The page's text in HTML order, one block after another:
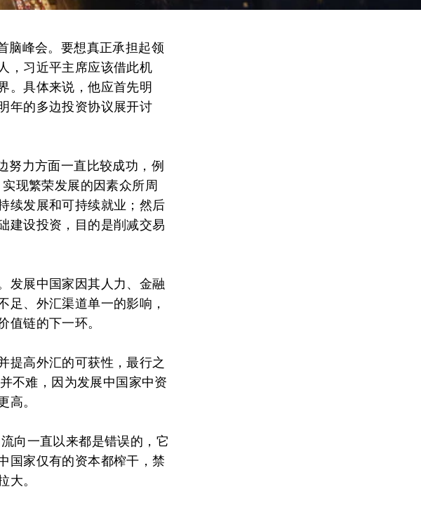
脑峰会。要想真正承担起领
，习近平主席应该借此机
。具体来说，他应首先明
年的多边投资协议展开讨
努力方面一直比较成功，例
现繁荣发展的因素众所周
续发展和可持续就业；然后
建设投资，目的是削减交易
发展中国家因其人力、金融
足、外汇渠道单一的影响，
值链的下一环。
提高外汇的可获性，最行之
不难，因为发展中国家中资
高。
向一直以来都是错误的，它
国家仅有的资本都榨干，禁
大。